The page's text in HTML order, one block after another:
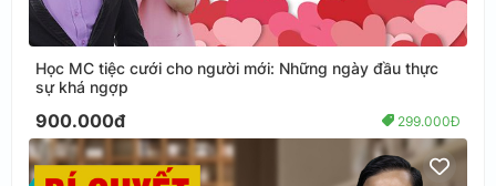
Học MC tiệc cưới cho người mới: Những ngày đầu thực
sự khá ngợp
900.000đ 299.000Đ